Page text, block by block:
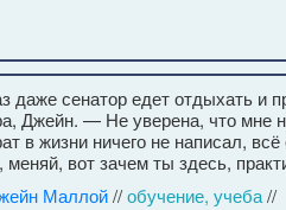
сенатор едет отдыхать и
Джейн. — Не уверена, что мне
в жизни ничего не написал, всё
вот зачем ты здесь,
Маллой//обучение, учеба//